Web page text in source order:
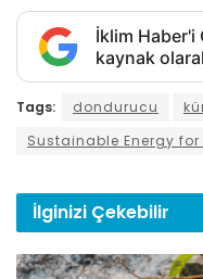
İklim Haber'i
kaynak
Tags: dondurucu
Sustainable Energy for
İlginizi Çekebilir